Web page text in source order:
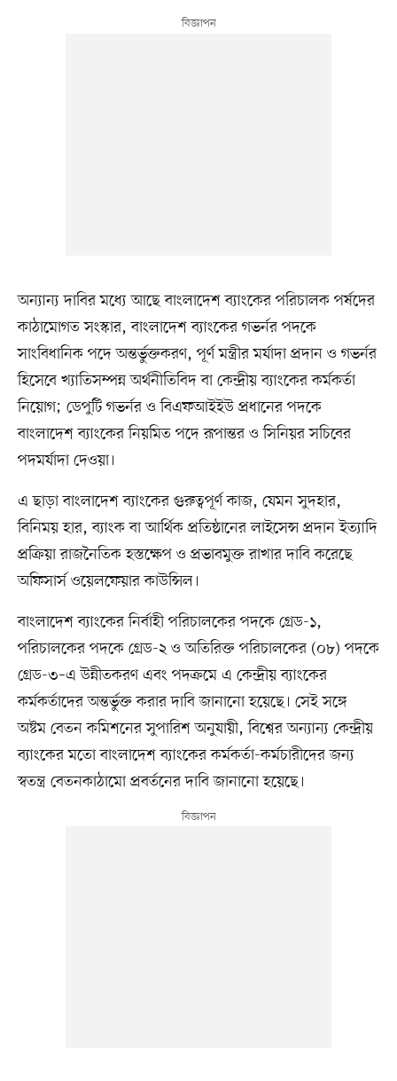
অন্যান্য দাবির মধ্যে আছে বাংলাদেশ ব্যাংকের পরিচালক পর্ষদের
কাঠামোগত সংস্কার, বাংলাদেশ ব্যাংকের গভর্নর পদকে
সাংবিধানিক পদে অন্তর্ভুক্তকরণ, পূর্ণ মন্ত্রীর মর্যাদা প্রদান ও গভর্নর
হিসেবে খ্যাতিসম্পন্ন অর্থনীতিবিদ বা কেন্দ্রীয় ব্যাংকের কর্মকর্তা
নিয়োগ; ডেপুটি গভর্নর ও বিএফআইইউ প্রধানের পদকে
বাংলাদেশ ব্যাংকের নিয়মিত পদে রূপান্তর ও সিনিয়র সচিবের
পদমর্যাদা দেওয়া।
এ ছাড়া বাংলাদেশ ব্যাংকের গুরুত্বপূর্ণ কাজ, যেমন সুদহার,
বিনিময় হার, ব্যাংক বা আর্থিক প্রতিষ্ঠানের লাইসেন্স প্রদান ইত্যাদি
প্রক্রিয়া রাজনৈতিক হস্তক্ষেপ ও প্রভাবমুক্ত রাখার দাবি করেছে
অফিসার্স ওয়েলফেয়ার কাউন্সিল।
বাংলাদেশ ব্যাংকের নির্বাহী পরিচালকের পদকে গ্রেড-১,
পরিচালকের পদকে গ্রেড-২ ও অতিরিক্ত পরিচালকের (০৮) পদকে
গ্রেড-৩–এ উন্নীতকরণ এবং পদক্রমে এ কেন্দ্রীয় ব্যাংকের
কর্মকর্তাদের অন্তর্ভুক্ত করার দাবি জানানো হয়েছে। সেই সঙ্গে
অষ্টম বেতন কমিশনের সুপারিশ অনুযায়ী, বিশ্বের অন্যান্য কেন্দ্রীয়
ব্যাংকের মতো বাংলাদেশ ব্যাংকের কর্মকর্তা-কর্মচারীদের জন্য
স্বতন্ত্র বেতনকাঠামো প্রবর্তনের দাবি জানানো হয়েছে।